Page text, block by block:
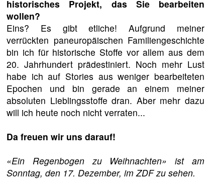
historisches Projekt, das Sie bearbeiten
wollen?
Eins? Es gibt etliche! Aufgrund meiner
verrückten paneuropäischen Familiengeschichte
bin ich für historische Stoffe vor allem aus dem
20. Jahrhundert prädestiniert. Noch mehr Lust
habe ich auf Stories aus weniger bearbeiteten
Epochen und bin gerade an einem meiner
absoluten Lieblingsstoffe dran. Aber mehr dazu
will ich heute noch nicht verraten...
Da freuen wir uns darauf!
«Ein Regenbogen zu Weihnachten» ist am
Sonntag, den 17. Dezember, im ZDF zu sehen.